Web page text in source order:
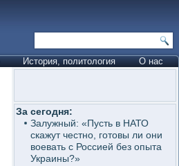
История, политология О нас
За сегодня:
Залужный: «Пусть в НАТО
скажут честно, готовы ли они
воевать с Россией без опыта
Украины?»